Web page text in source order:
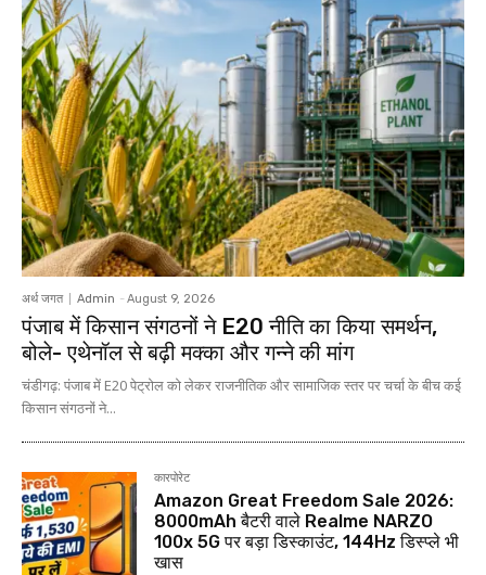
अर्थ जगत Admin - August 9, 2026
पंजाब में किसान संगठनों ने E20 नीति का किया समर्थन,
बोले- एथेनॉल से बढ़ी मक्का और गन्ने की मांग
चंडीगढ़: पंजाब में E20 पेट्रोल को लेकर राजनीतिक और सामाजिक स्तर पर चर्चा के बीच कई
किसान संगठनों ने...
कारपोरेट
Amazon Great Freedom Sale 2026:
8000mAh बैटरी वाले Realme NARZO
100x 5G पर बड़ा डिस्काउंट, 144Hz डिस्प्ले भी
खास